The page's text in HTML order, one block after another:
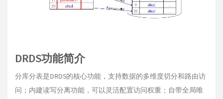
DRDS功能简介
分库分表是DRDS的核心功能，支持数据的多维度切分和路由访
问；内建读写分离功能，可以灵活配置访问权重；自带全局唯